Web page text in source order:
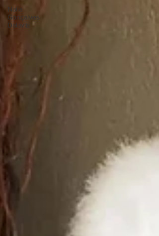
Naíla
Gonçalves
Dalavia